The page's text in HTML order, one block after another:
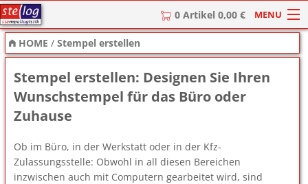
0 Artikel 0,00 € MENU
HOME
Stempel
Stempel-Textplatten
HOME /Stempel erstellen
Stempel erstellen: Designen Sie Ihren
Wunschstempel für das Büro oder
Zuhause
Ob im Büro, in der Werkstatt oder in der Kfz-
Zulassungsstelle: Obwohl in all diesen Bereichen
inzwischen auch mit Computern gearbeitet wird, sind